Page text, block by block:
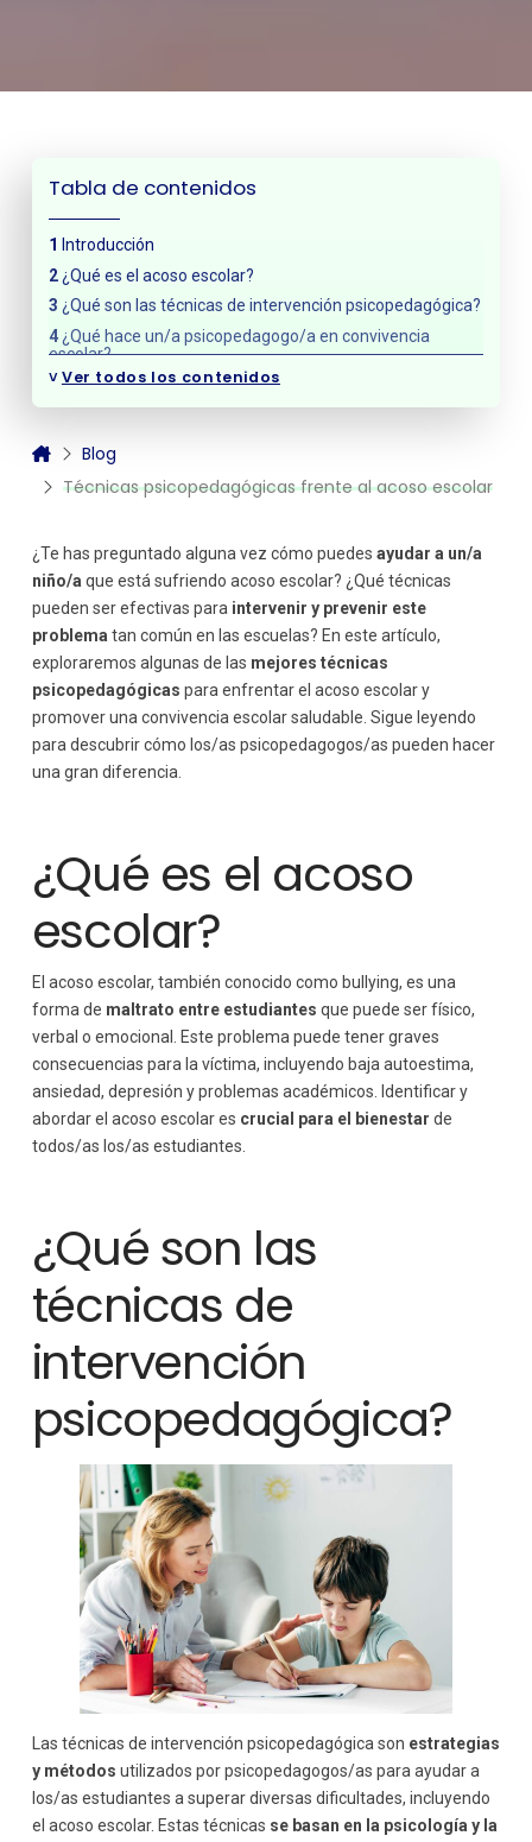
Tabla de contenidos
Introducción
¿Qué es el acoso escolar?
¿Qué son las técnicas de intervención psicopedagógica?
¿Qué hace un/a psicopedagogo/a en convivencia
escolar?
Estrategias para prevenir el acoso escolar
˅Ver todos los contenidos
Blog
Técnicas psicopedagógicas frente al acoso escolar
¿Te has preguntado alguna vez cómo puedes ayudar a un/a
niño/a que está sufriendo acoso escolar? ¿Qué técnicas
pueden ser efectivas para intervenir y prevenir este
problema tan común en las escuelas? En este artículo,
exploraremos algunas de las mejores técnicas
psicopedagógicas para enfrentar el acoso escolar y
promover una convivencia escolar saludable. Sigue leyendo
para descubrir cómo los/as psicopedagogos/as pueden hacer
una gran diferencia.
¿Qué es el acoso
escolar?
El acoso escolar, también conocido como bullying, es una
forma de maltrato entre estudiantes que puede ser físico,
verbal o emocional. Este problema puede tener graves
consecuencias para la víctima, incluyendo baja autoestima,
ansiedad, depresión y problemas académicos. Identificar y
abordar el acoso escolar es crucial para el bienestar de
todos/as los/as estudiantes.
¿Qué son las
técnicas de
intervención
psicopedagógica?
Las técnicas de intervención psicopedagógica son estrategias
y métodos utilizados por psicopedagogos/as para ayudar a
los/as estudiantes a superar diversas dificultades, incluyendo
el acoso escolar. Estas técnicas se basan en la psicología y la